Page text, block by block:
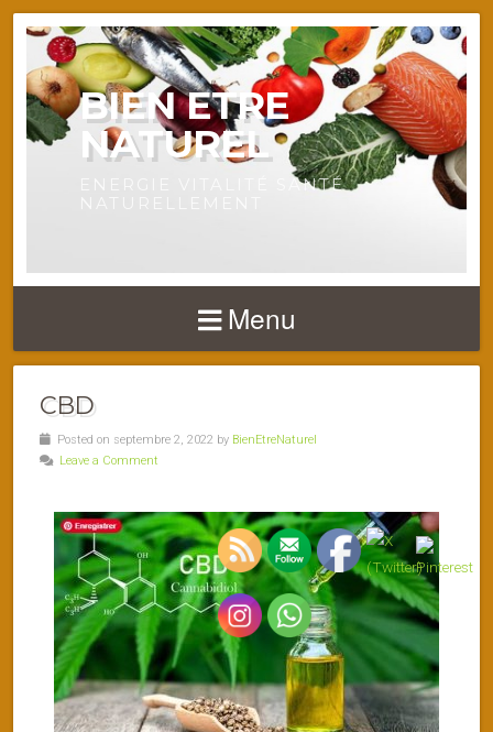
BIEN ETRE
NATUREL
ENERGIE VITALITÉ SANTÉ
Menu
CBD
Posted on septembre 2, 2022 by BienEtreNaturel
Leave a Comment